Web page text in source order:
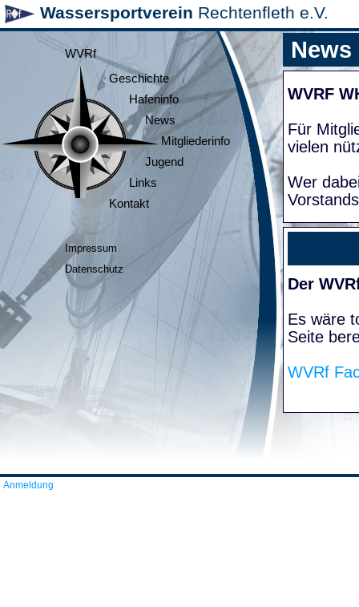
Wassersportverein Rechtenfleth e.V.
WVRf
Geschichte
Hafeninfo
News
Mitgliederinfo
Jugend
Links
Kontakt
Impressum
Datenschutz
News
WVRF
Für
vielen
Wer
Der
Es wäre
Seite
WVRf
Anmeldung